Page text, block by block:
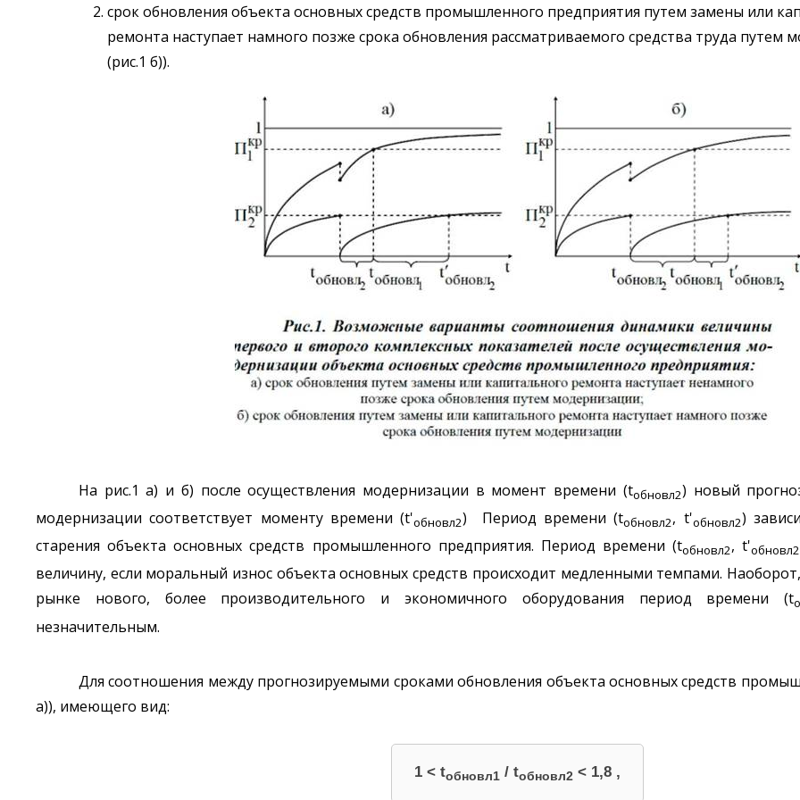
срок обновления объекта основных средств промышленного предприятия путем замены или
ремонта наступает намного позже срока обновления рассматриваемого средства труда путем
(рис.1 б)).
На рис.1 а) и б) после осуществления модернизации в момент времени (tобновл2) новый
модернизации соответствует моменту времени (t'обновл2) Период времени (tобновл2, t'обновл2)
старения объекта основных средств промышленного предприятия. Период времени (tобновл2, t'обновл2
величину, если моральный износ объекта основных средств происходит медленными темпами.
рынке нового, более производительного и экономичного оборудования период времени (t
незначительным.
Для соотношения между прогнозируемыми сроками обновления объекта основных средств
а)), имеющего вид:
1 < tобновл1 / tобновл2 < 1,8 ,